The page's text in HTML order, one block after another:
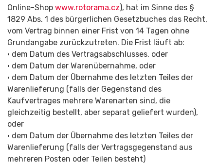
Online-Shop www.rotorama.cz), hat im Sinne des §
1829 Abs. 1 des bürgerlichen Gesetzbuches das Recht,
vom Vertrag binnen einer Frist von 14 Tagen ohne
Grundangabe zurückzutreten. Die Frist läuft ab:
• dem Datum des Vertragsabschlus­ses, oder
• dem Datum der Warenübernahme, oder
• dem Datum der Übernahme des letzten Teiles der
Warenlieferung (falls der Gegenstand des
Kaufvertrages mehrere Warenarten sind, die
gleichzeitig bestellt, aber separat geliefert wurden),
oder
• dem Datum der Übernahme des letzten Teiles der
Warenlieferung (falls der Vertragsgegenstand aus
mehreren Posten oder Teilen besteht)